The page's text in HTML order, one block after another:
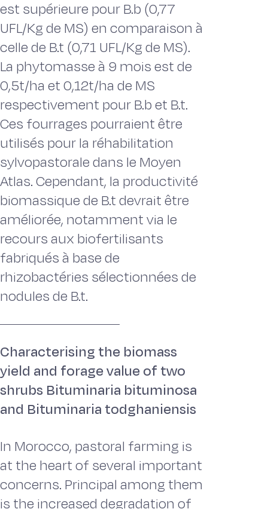
est supérieure pour B.b (0,77
UFL/Kg de MS) en comparaison à
celle de B.t (0,71 UFL/Kg de MS).
La phytomasse à 9 mois est de
0,5t/ha et 0,12t/ha de MS
respectivement pour B.b et B.t.
Ces fourrages pourraient être
utilisés pour la réhabilitation
sylvopastorale dans le Moyen
Atlas. Cependant, la productivité
biomassique de B.t devrait être
améliorée, notamment via le
recours aux biofertilisants
fabriqués à base de
rhizobactéries sélectionnées de
nodules de B.t.
Characterising the biomass
yield and forage value of two
shrubs Bituminaria bituminosa
and Bituminaria todghaniensis
In Morocco, pastoral farming is
at the heart of several important
concerns. Principal among them
is the increased degradation of